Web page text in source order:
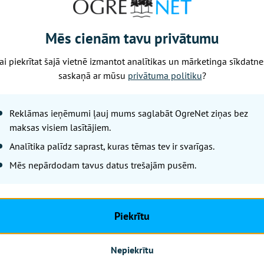
Ikšķilietis
Latvijas
Latvijas vīriešu basketbola
kandidātus, kuri gatavosies
kvalifikācijas spēlēm. Viņu
Šteinbergs.
Mēs cienām tavu privātumu
piekrītat šajā vietnē izmantot analītikas un mārketinga
saskaņā ar mūsu privātuma politiku?
Reklāmas ieņēmumi ļauj mums saglabāt OgreNet ziņas bez
maksas visiem lasītājiem.
Analītika palīdz saprast, kuras tēmas tev ir svarīgas.
Mēs nepārdodam tavus datus trešajām pusēm.
Piekrītu
Nepiekrītu